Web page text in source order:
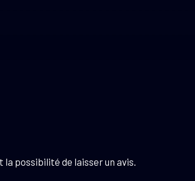
possibilité de laisser un avis.